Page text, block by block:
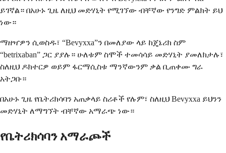
ይገኛል። በአሁኑ ጊዜ ለዚህ መድሃኒት የሚገኘው ብቸኛው የንግድ ምልክት ይህ
ነው።
ማዘዣዎን ሲወስዱ፣ “Bevyxxa”ን በመለያው ላይ ከጄኔሪክ ስም
“betrixaban” ጋር ያያሉ። ሁለቱም ስሞች ተመሳሳይ መድሃኒት ያመለክታሉ፣
ስለዚህ ዶክተርዎ ወይም ፋርማሲስቱ ማንኛውንም ቃል ቢጠቀሙ ግራ
አትጋቡ።
በአሁኑ ጊዜ የቤትሪክሳባን አጠቃላይ ስሪቶች የሉም፣ ስለዚህ Bevyxxa ይህንን
መድሃኒት ለማግኘት ብቸኛው አማራጭ ነው።
የቤትሪክሳባን አማራጮች